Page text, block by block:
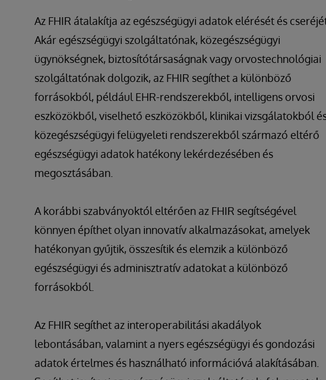
Az FHIR átalakítja az egészségügyi adatok elérését és
Akár egészségügyi szolgáltatónak, közegészségügyi
ügynökségnek, biztosítótársaságnak vagy orvostechnológiai
szolgáltatónak dolgozik, az FHIR segíthet a különböző
forrásokból, például EHR-rendszerekből, intelligens orvosi
eszközökből, viselhető eszközökből, klinikai vizsgálatokból
közegészségügyi felügyeleti rendszerekből származó eltérő
egészségügyi adatok hatékony lekérdezésében és
megosztásában.
A korábbi szabványoktól eltérően az FHIR segítségével
könnyen építhet olyan innovatív alkalmazásokat, amelyek
hatékonyan gyűjtik, összesítik és elemzik a különböző
egészségügyi és adminisztratív adatokat a különböző
forrásokból.
Az FHIR segíthet az interoperabilitási akadályok
lebontásában, valamint a nyers egészségügyi és gondozási
adatok értelmes és használható információvá alakításában.